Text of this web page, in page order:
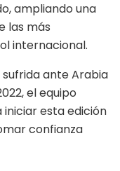
ampliando una
las más
internacional.
ante Arabia
el equipo
iniciar esta edición
confianza